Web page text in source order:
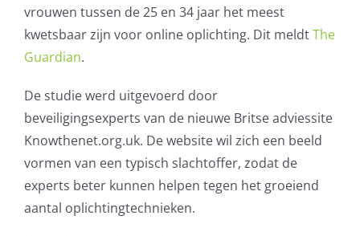
VOIP
AVG
Office365
Glasvezelverbindingen
vrouwen tussen de 25 en 34 jaar het meest
kwetsbaar zijn voor online oplichting. Dit meldtThe
Guardian.
De studie werd uitgevoerd door
beveiligingsexperts van de nieuwe Britse adviessite
Knowthenet.org.uk. De website wil zich een beeld
vormen van een typisch slachtoffer, zodat de
experts beter kunnen helpen tegen het groeiend
aantal oplichtingtechnieken.